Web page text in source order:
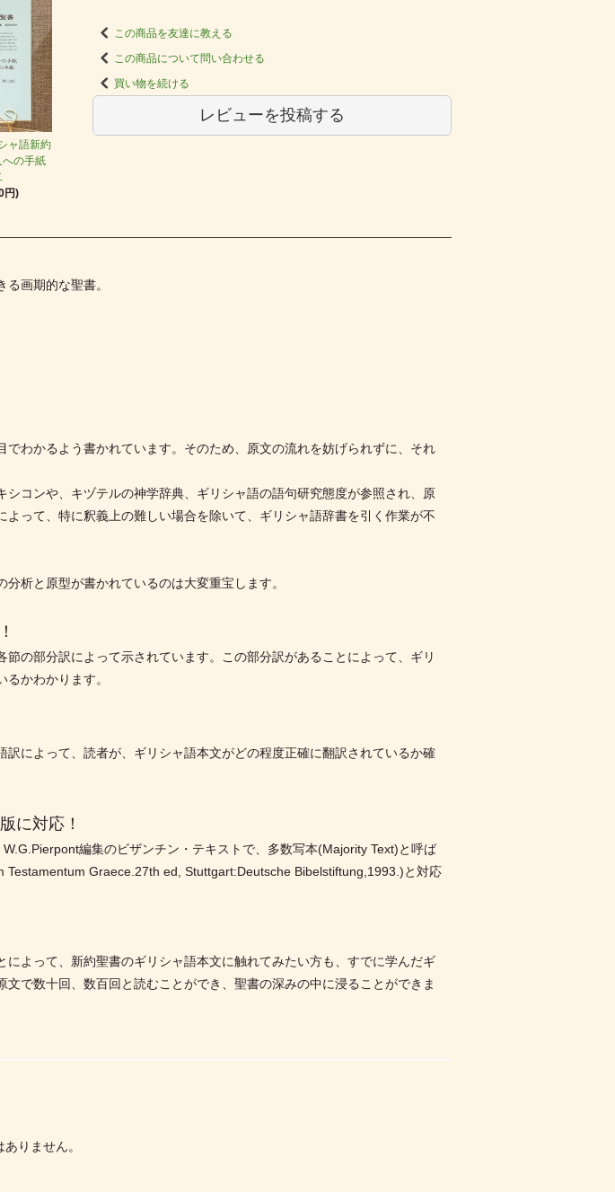
ャ語新約
の手紙
円)
この商品を友達に教える
この商品について問い合わせる
買い物を続ける
レビューを投稿する
画期的な聖書。
わかるよう書かれています。そのため、原文の流れを妨げられずに、それ
コンや、キヅテルの神学辞典、ギリシャ語の語句研究態度が参照され、原
って、特に釈義上の難しい場合を除いて、ギリシャ語辞書を引く作業が不
析と原型が書かれているのは大変重宝します。
の部分訳によって示されています。この部分訳があることによって、ギリ
かわかります。
によって、読者が、ギリシャ語本文がどの程度正確に翻訳されているか確
に対応！
編集のビザンチン・テキストで、多数写本(Majority Text)と呼ば
Graece.27th ed, Stuttgart:Deutsche Bibelstiftung,1993.)と対応
よって、新約聖書のギリシャ語本文に触れてみたい方も、すでに学んだギ
で数十回、数百回と読むことができ、聖書の深みの中に浸ることができま
りません。